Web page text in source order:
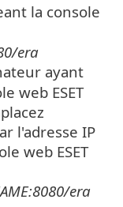
la console
era
ayant
web ESET
l'adresse IP
web ESET
era